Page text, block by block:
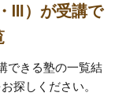
Ⅲ）が受講で
できる塾の一覧結
探しください。